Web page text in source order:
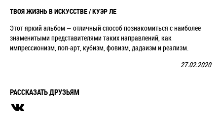
ТВОЯ ЖИЗНЬ В ИСКУССТВЕ / КУЭР ЛЕ
Этот яркий альбом — отличный способ познакомиться с наиболее
знаменитыми представителями таких направлений, как
импрессионизм, поп-арт, кубизм, фовизм, дадаизм и реализм.
27.02.2020
РАССКАЗАТЬ ДРУЗЬЯМ